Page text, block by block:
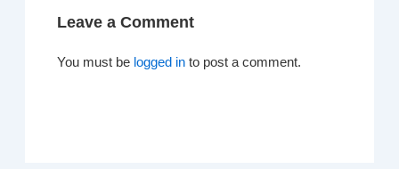
Leave a Comment
You must be logged in to post a comment.